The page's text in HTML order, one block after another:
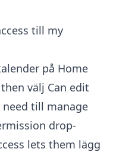
till my
på Home
välj Can edit
till manage
drop-
lets them lägg